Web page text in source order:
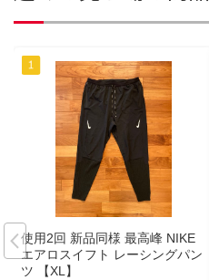
使用2回 新品同様 最高峰 NIKE
エアロスイフト レーシングパン
ツ 【XL】